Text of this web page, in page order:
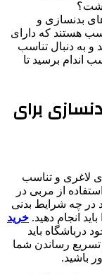
بدنسازی و
هستند که دارای
و به دنبال تناسب
اندام برسید تا
برای
لاغری و تناسب
از مربی در
در چه شرایط بدنی
انجام دهید. خرید
درباشگاه باید
تسریع رساندن شما
باشید.